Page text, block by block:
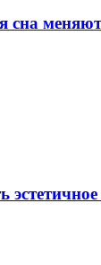
сна